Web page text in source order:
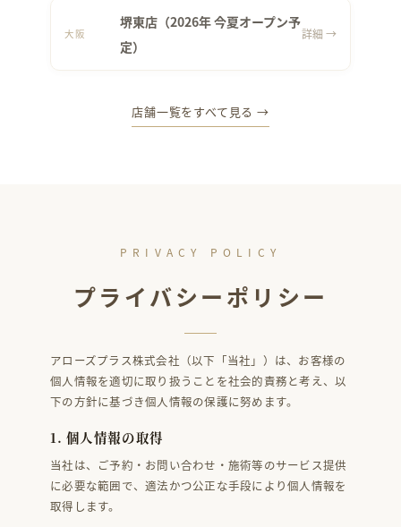
大阪
堺東店（2026年 今夏オープン予
定）
詳細 →
店舗一覧をすべて見る →
PRIVACY POLICY
プライバシーポリシー
アローズプラス株式会社（以下「当社」）は、お客様の
個人情報を適切に取り扱うことを社会的責務と考え、以
下の方針に基づき個人情報の保護に努めます。
1. 個人情報の取得
当社は、ご予約・お問い合わせ・施術等のサービス提供
に必要な範囲で、適法かつ公正な手段により個人情報を
取得します。